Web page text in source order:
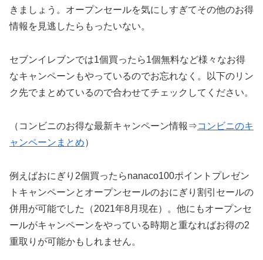
きましょう。オープンセールを気にしすぎてその他のお得
情報を見逃したらもったいない。
セブンイレブンでは1個買ったら1個無料など様々なお得
なキャンペーンもやっているのでお忘れなく。以下のリン
ク先でまとめているので合わせてチェックしてください。
（コンビニのお得な最新キャンペーン情報⇒コンビニのキ
ャンペーンまとめ）
例えばおにぎり2個買ったらnanaco100ポイントプレゼン
トキャンペーンとオープンセールのおにぎり割引セールの
併用が可能でした（2021年8月現在）。他にもオープンセ
ールがキャンペーンをやっている時期と重なればお得の2
重取りが可能かもしれません。